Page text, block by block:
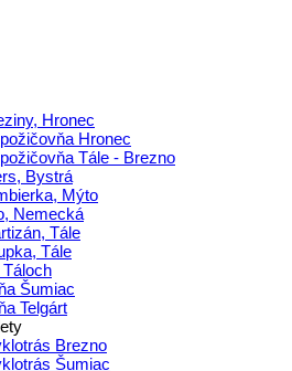
Hronec
Hronec
Tále - Brezno
Bystrá
Mýto
Nemecká
Tále
Tále
Táloch
Šumiac
Telgárt
Brezno
Šumiac